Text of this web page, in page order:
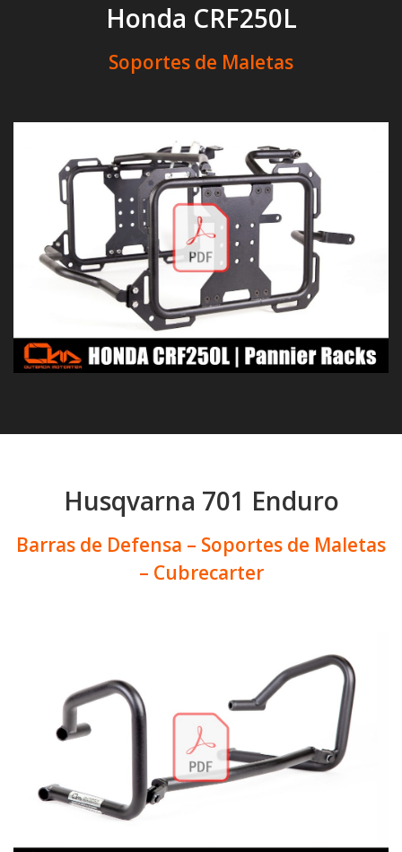
Honda CRF250L
Soportes de Maletas
Husqvarna 701 Enduro
Barras de Defensa – Soportes de Maletas
– Cubrecarter